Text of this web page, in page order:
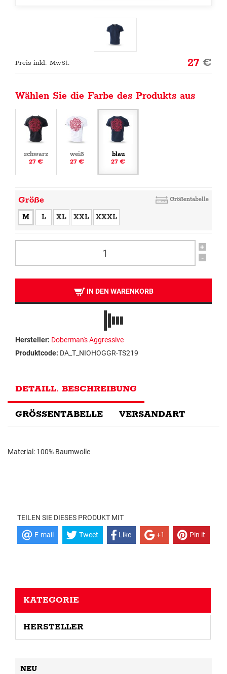
Preis inkl. MwSt. 27€
Wählen Sie die Farbe des Produkts aus
schwarz
27 €
weiß
27 €
blau
27 €
Größe Größentabelle
M L XL XXL XXXL
+
-
IN DEN WARENKORB
Hersteller: Doberman's Aggressive
Produktcode: DA_T_NIOHOGGR-TS219
DETAILL. BESCHREIBUNG
GRÖSSENTABELLE VERSANDART
Material: 100% Baumwolle
TEILEN SIE DIESES PRODUKT MIT
E-mail Tweet Like +1 Pin it
KATEGORIE
HERSTELLER
NEU